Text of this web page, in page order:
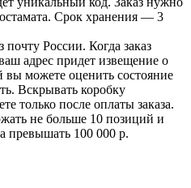
Срок хранения — 3
почту России. Когда заказ
адрес придет извещение о
вы можете оценить состояние
Вскрывать коробку
только после оплаты заказа.
не больше 10 позиций и
превышать 100 000 р.